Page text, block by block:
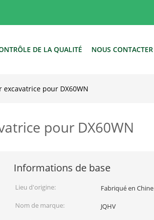
DE LA QUALITÉ NOUS CONTACTER
pour DX60WN
pour DX60WN
Informations de base
Lieu d'origine:
Fabriqué en Chine
Nom de marque:
JQHV